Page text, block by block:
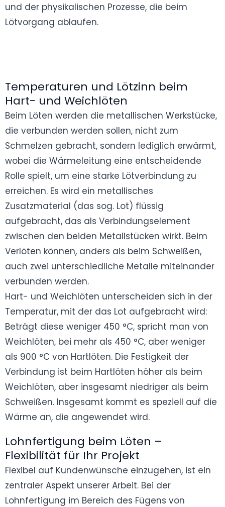
und der physikalischen Prozesse, die beim
Lötvorgang ablaufen.
Temperaturen und Lötzinn beim
Hart- und Weichlöten
Beim Löten werden die metallischen Werkstücke,
die verbunden werden sollen, nicht zum
Schmelzen gebracht, sondern lediglich erwärmt,
wobei die Wärmeleitung eine entscheidende
Rolle spielt, um eine starke Lötverbindung zu
erreichen. Es wird ein metallisches
Zusatzmaterial (das sog. Lot) flüssig
aufgebracht, das als Verbindungselement
zwischen den beiden Metallstücken wirkt. Beim
Verlöten können, anders als beim Schweißen,
auch zwei unterschiedliche Metalle miteinander
verbunden werden.
Hart- und Weichlöten unterscheiden sich in der
Temperatur, mit der das Lot aufgebracht wird:
Beträgt diese weniger 450 °C, spricht man von
Weichlöten, bei mehr als 450 °C, aber weniger
als 900 °C von Hartlöten. Die Festigkeit der
Verbindung ist beim Hartlöten höher als beim
Weichlöten, aber insgesamt niedriger als beim
Schweißen. Insgesamt kommt es speziell auf die
Wärme an, die angewendet wird.
Lohnfertigung beim Löten –
Flexibilität für Ihr Projekt
Flexibel auf Kundenwünsche einzugehen, ist ein
zentraler Aspekt unserer Arbeit. Bei der
Lohnfertigung im Bereich des Fügens von